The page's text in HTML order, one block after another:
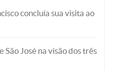
concluía sua visita ao
São José na visão dos três